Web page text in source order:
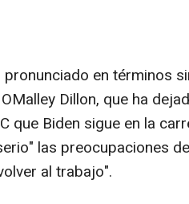
pronunciado en términos
Dillon, que ha
que Biden sigue en la
las preocupaciones
al trabajo".